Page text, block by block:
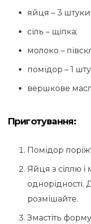
яйця – 3 штуки;
сіль – щіпка;
молоко –
помідор – 1
вершкове
Приготування:
Помідор
Яйця з сіллю і
однорідності.
розмішайте.
Змастіть